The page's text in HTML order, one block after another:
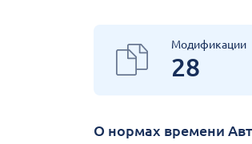
Модификации
28
О нормах времени